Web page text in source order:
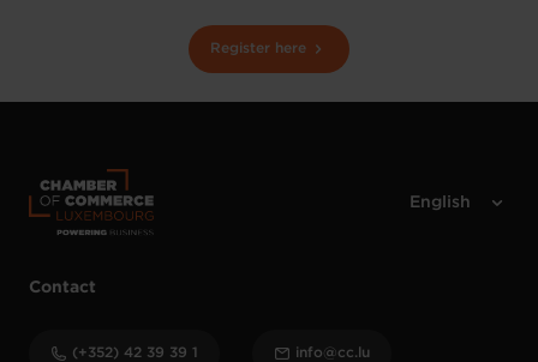
Register here
Contact
(+352) 42 39 39 1 info@cc.lu